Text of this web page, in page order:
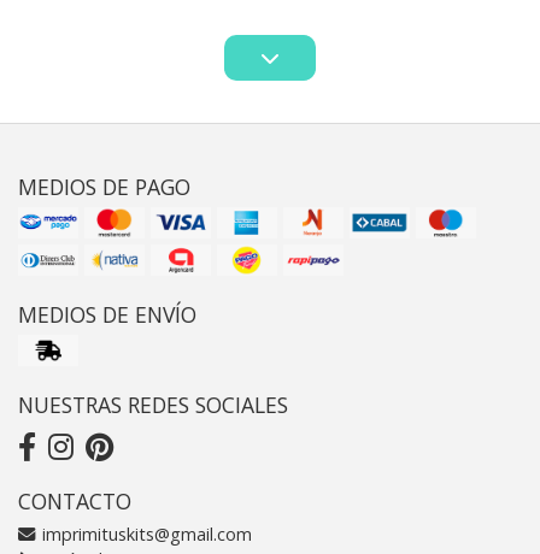
MEDIOS DE PAGO
MEDIOS DE ENVÍO
NUESTRAS REDES SOCIALES
CONTACTO
imprimituskits@gmail.com